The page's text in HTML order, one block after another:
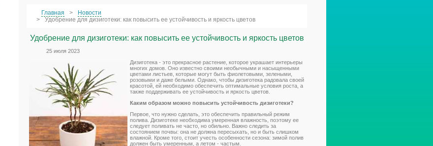
Главная
Новости
Удобрение для дизиготеки: как повысить ее устойчивость и яркость цветов
Удобрение для дизиготеки: как повысить ее устойчивость и яркость цветов
25 июля 2023
Дизиготека - это прекрасное растение, которое украшает интерьеры
многих домов. Оно известно своими необычными и насыщенными
цветами листьев, которые могут быть фиолетовыми, зелеными,
розовыми и даже белыми. Однако, чтобы дизиготека радовала своей
красотой, ей необходимо обеспечить оптимальные условия роста, а
также поддерживать ее устойчивость и яркость цветов.
Каким образом можно повысить устойчивость дизиготеки?
Первое, что нужно сделать, это обеспечить правильный режим
полива. Дизиготеке необходима умеренная влажность, поэтому ее
следует поливать не часто, но обильно. Важно следить за
состоянием почвы: она не должна пересыхать, но и быть слишком
влажной. Кроме того, стоит учесть особенности сезона: зимой полив
должен быть умеренным, а летом - частым.